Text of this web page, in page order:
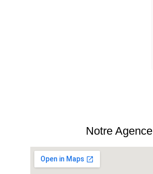
Notre Agence